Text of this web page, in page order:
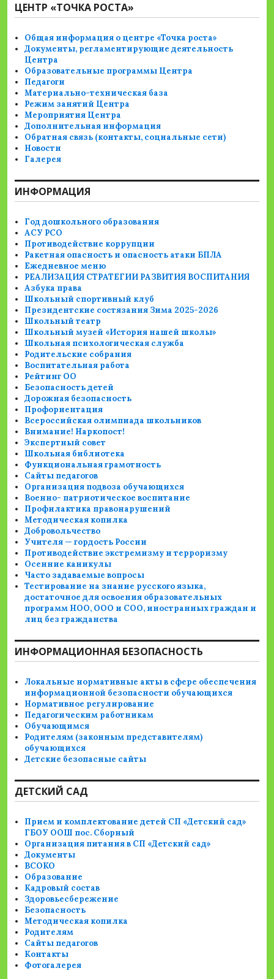
ЦЕНТР «ТОЧКА РОСТА»
Общая информация о центре «Точка роста»
Документы, регламентирующие деятельность
Центра
Образовательные программы Центра
Педагоги
Материально-техническая база
Режим занятий Центра
Мероприятия Центра
Дополнительная информация
Обратная связь (контакты, социальные сети)
Новости
Галерея
ИНФОРМАЦИЯ
Год дошкольного образования
АСУ РСО
Противодействие коррупции
Ракетная опасность и опасность атаки БПЛА
Ежедневное меню
РЕАЛИЗАЦИЯ СТРАТЕГИИ РАЗВИТИЯ ВОСПИТАНИЯ
Азбука права
Школьный спортивный клуб
Президентские состязания Зима 2025-2026
Школьный театр
Школьный музей «История нашей школы»
Школьная психологическая служба
Родительские собрания
Воспитательная работа
Рейтинг ОО
Безопасность детей
Дорожная безопасность
Профориентация
Всероссийская олимпиада школьников
Внимание! Наркопост!
Экспертный совет
Школьная библиотека
Функциональная грамотность
Сайты педагогов
Организация подвоза обучающихся
Военно- патриотическое воспитание
Профилактика правонарушений
Методическая копилка
Добровольчество
Учителя — гордость России
Противодействие экстремизму и терроризму
Осенние каникулы
Часто задаваемые вопросы
Тестирование на знание русского языка,
достаточное для освоения образовательных
программ НОО, ООО и СОО, иностранных граждан и
лиц без гражданства
ИНФОРМАЦИОННАЯ БЕЗОПАСНОСТЬ
Локальные нормативные акты в сфере обеспечения
информационной безопасности обучающихся
Нормативное регулирование
Педагогическим работникам
Обучающимся
Родителям (законным представителям)
обучающихся
Детские безопасные сайты
ДЕТСКИЙ САД
Прием и комплектование детей СП «Детский сад»
ГБОУ ООШ пос. Сборный
Организация питания в СП «Детский сад»
Документы
ВСОКО
Образование
Кадровый состав
Здоровьесбережение
Безопасность
Методическая копилка
Родителям
Сайты педагогов
Контакты
Фотогалерея